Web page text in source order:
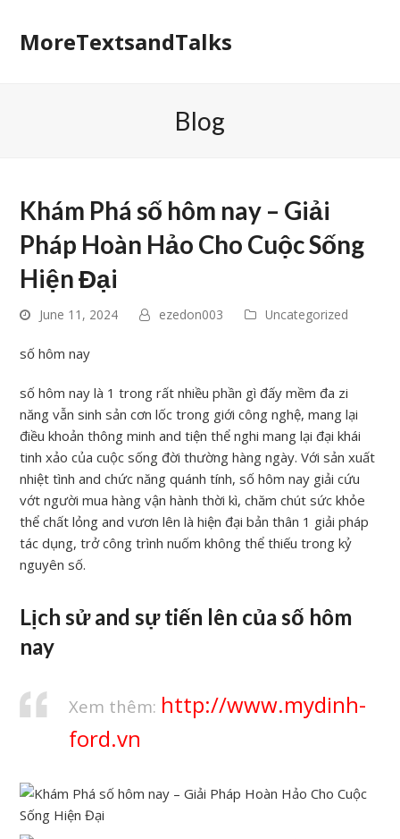
MoreTextsandTalks
Blog
Khám Phá số hôm nay – Giải
Pháp Hoàn Hảo Cho Cuộc Sống
Hiện Đại
June 11, 2024 ezedon003 Uncategorized
số hôm nay
số hôm nay là 1 trong rất nhiều phần gì đấy mềm đa zi
năng vẫn sinh sản cơn lốc trong giới công nghệ, mang lại
điều khoản thông minh and tiện thể nghi mang lại đại khái
tinh xảo của cuộc sống đời thường hàng ngày. Với sản xuất
nhiệt tình and chức năng quánh tính, số hôm nay giải cứu
vớt người mua hàng vận hành thời kì, chăm chút sức khỏe
thể chất lỏng and vươn lên là hiện đại bản thân 1 giải pháp
tác dụng, trở công trình nuốm không thể thiếu trong kỷ
nguyên số.
Lịch sử and sự tiến lên của số hôm
nay
Xem thêm: http://www.mydinh-
ford.vn